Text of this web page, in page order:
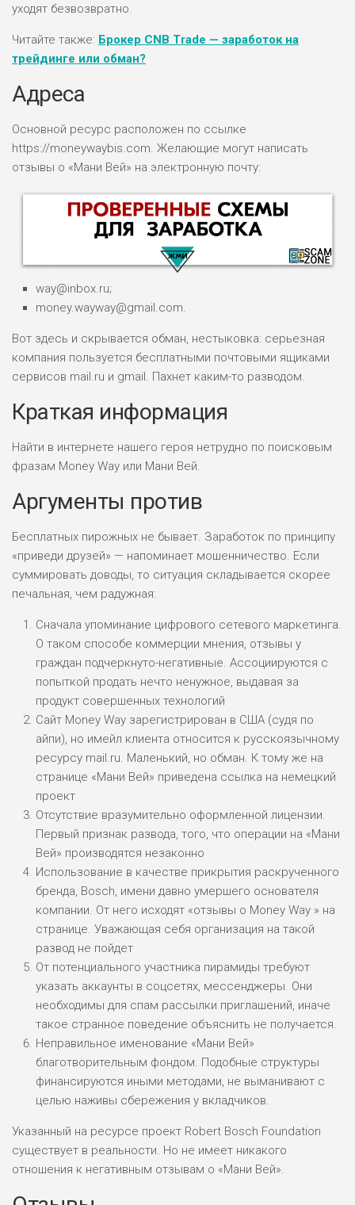
уходят безвозвратно.
Читайте также: Брокер CNB Trade — заработок на
трейдинге или обман?
Адреса
Основной ресурс расположен по ссылке
https://moneywaybis.com. Желающие могут написать
отзывы о «Мани Вей» на электронную почту:
НАЗВАНИЕ ОБЗОР
ПОДОЙДЕТ
ВСЕМ
РИСКИ: НИЗКИЕ
ДОХОД: ВЫСОКИЙ
М СТАВОК
0
ДОХОД: ВЫСОКИЙ
БЮДЖЕТ: НИЗКИЙ
ПОДОЙДЕТ
ВСЕМ
РИСКИ: НИЗКИЕ
ДОХОД: НИЗКИЙ
БЮДЖЕТ: НИЗКИЙ
ОБЗОР
ВСЕМ
0
БЮДЖЕТ: НИЗКИЙ
ОБЗОР
way@inbox.ru;
money.wayway@gmail.com.
Вот здесь и скрывается обман, нестыковка: серьезная
компания пользуется бесплатными почтовыми ящиками
сервисов mail.ru и gmail. Пахнет каким-то разводом.
Краткая информация
Найти в интернете нашего героя нетрудно по поисковым
фразам Money Way или Мани Вей.
Аргументы против
Бесплатных пирожных не бывает. Заработок по принципу
«приведи друзей» — напоминает мошенничество. Если
суммировать доводы, то ситуация складывается скорее
печальная, чем радужная:
Сначала упоминание цифрового сетевого маркетинга.
О таком способе коммерции мнения, отзывы у
граждан подчеркнуто-негативные. Ассоциируются с
попыткой продать нечто ненужное, выдавая за
продукт совершенных технологий
Сайт Money Way зарегистрирован в США (судя по
айпи), но имейл клиента относится к русскоязычному
ресурсу mail.ru. Маленький, но обман. К тому же на
странице «Мани Вей» приведена ссылка на немецкий
проект
Отсутствие вразумительно оформленной лицензии.
Первый признак развода, того, что операции на «Мани
Вей» производятся незаконно
Использование в качестве прикрытия раскрученного
бренда, Bosch, имени давно умершего основателя
компании. От него исходят «отзывы о Money Way » на
странице. Уважающая себя организация на такой
развод не пойдет
От потенциального участника пирамиды требуют
указать аккаунты в соцсетях, мессенджеры. Они
необходимы для спам рассылки приглашений, иначе
такое странное поведение объяснить не получается.
Неправильное именование «Мани Вей»
благотворительным фондом. Подобные структуры
финансируются иными методами, не выманивают с
целью наживы сбережения у вкладчиков.
Указанный на ресурсе проект Robert Bosch Foundation
существует в реальности. Но не имеет никакого
отношения к негативным отзывам о «Мани Вей».